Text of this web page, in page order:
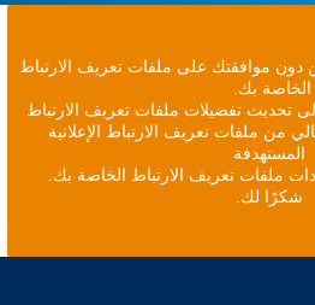
دون موافقتك على ملفات تعريف الارتباط
الخاصة بك.
تحديث تفضيلات ملفات تعريف الارتباط
من ملفات تعريف الارتباط الإعلانية
المستهدفة
ملفات تعريف الارتباط الخاصة بك.
شكرًا لك.